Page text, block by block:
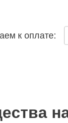
к оплате: